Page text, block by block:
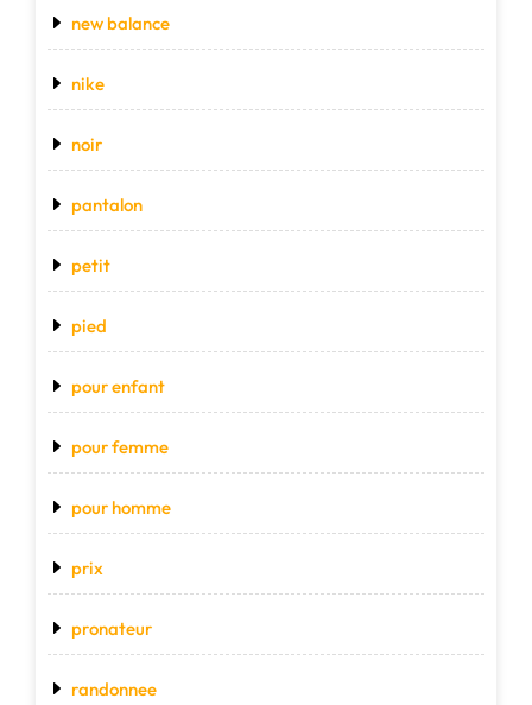
new balance
nike
noir
pantalon
petit
pied
pour enfant
pour femme
pour homme
prix
pronateur
randonnee